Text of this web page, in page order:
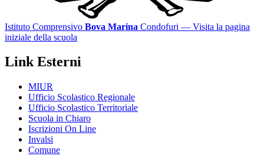
Istituto Comprensivo Bova Marina Condofuri — Visita la pagina
iniziale della scuola
Link Esterni
MIUR
Ufficio Scolastico Regionale
Ufficio Scolastico Territoriale
Scuola in Chiaro
Iscrizioni On Line
Invalsi
Comune